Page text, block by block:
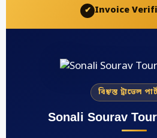
✔ Invoice
বিশ্বস্ত ট্রাভেল
Sonali Sourav